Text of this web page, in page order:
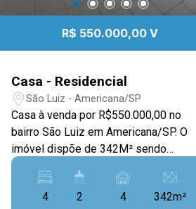
R$ 550.000,00 V
Casa - Residencial
São Luiz - Americana/SP
Casa à venda por R$550.000,00 no
bairro São Luiz em Americana/SP. O
imóvel dispõe de 342M² sendo
distribuídos em uma casa na frente e
uma casa dos fundos. A casa da frente
conta com sala de estar e de jantar,
4
2
4
342m²